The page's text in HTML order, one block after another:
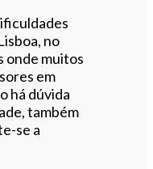
no
onde muitos
em
há dúvida
também
se a